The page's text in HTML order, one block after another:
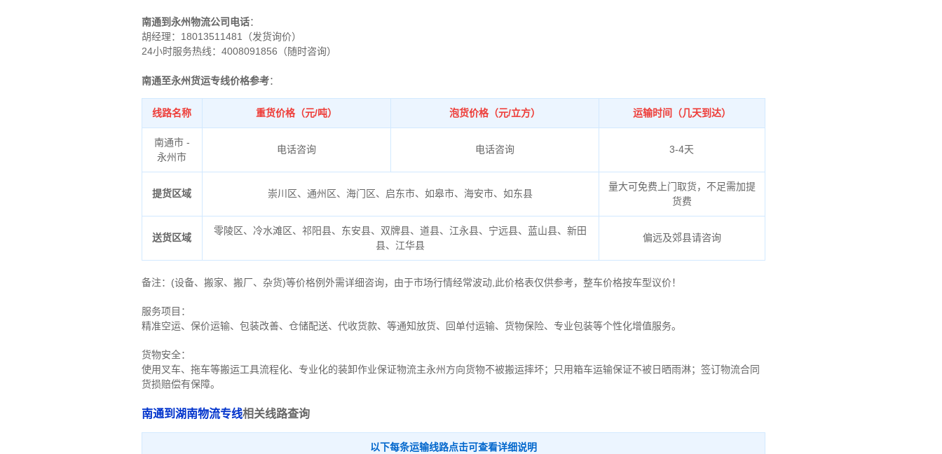
南通到永州物流公司电话：
胡经理： 18013511481（发货询价）
24小时服务热线：4008091856（随时咨询）
南通至永州货运专线价格参考：
线路名称 重货价格（元/吨） 泡货价格（元/立方） 运输时间（几天到达）
南通市 -
永州市
电话咨询 电话咨询 3-4天
提货区域 崇川区、通州区、海门区、启东市、如皋市、海安市、如东县
量大可免费上门取货，不足需加提
货费
送货区域
零陵区、冷水滩区、祁阳县、东安县、双牌县、道县、江永县、宁远县、蓝山县、新田
县、江华县
偏远及郊县请咨询
备注： (设备、搬家、搬厂、杂货)等价格例外需详细咨询，由于市场行情经常波动,此价格表仅供参考，整车价格按车型议价！
服务项目：
精准空运、保价运输、包装改善、仓储配送、代收货款、等通知放货、回单付运输、货物保险、专业包装等个性化增值服务。
货物安全：
使用叉车、拖车等搬运工具流程化、专业化的装卸作业保证物流主永州方向货物不被搬运摔坏；只用箱车运输保证不被日晒雨淋；签订物流合同
货损赔偿有保障。
南通到湖南物流专线相关线路查询
以下每条运输线路点击可查看详细说明